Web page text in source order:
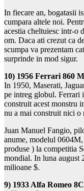
In fiecare an, bogatasii
cumpara altele noi.
acestia cheltuiesc intr-o
om. Daca ati crezut ca
scumpa va prezentam
surprinde in mod sigur.
10) 1956 Ferrari 860
In 1950, Maserati,
pe intreg globul. Ferrari
construit acest monstru
nu a mai construit nici o
Juan Manuel Fangio,
anume, modelul
produse ) la competitia
mondial. In luna august
milioane $.
9) 1933 Alfa Romeo